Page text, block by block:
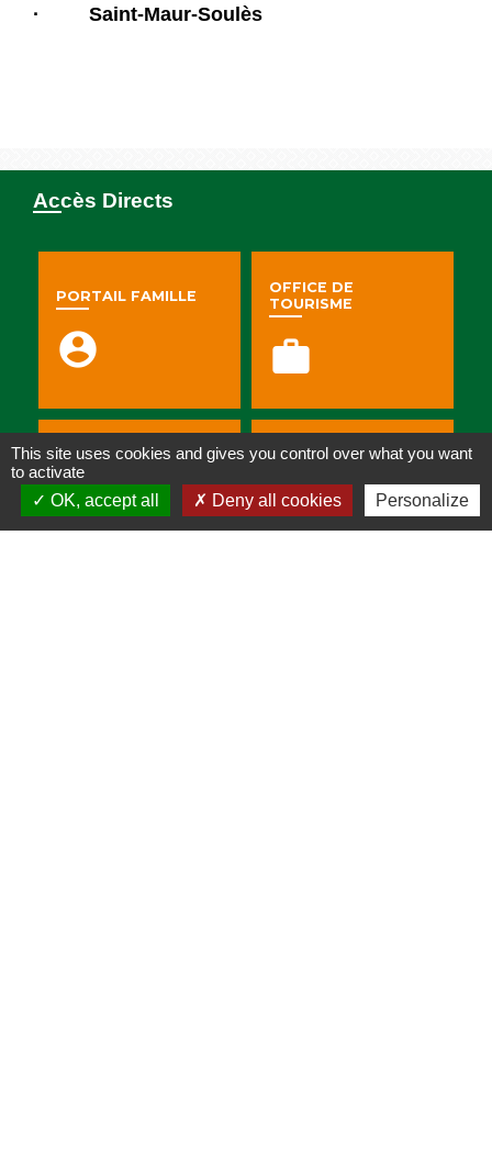
· Saint-Maur-Soulès
Accès Directs
PORTAIL FAMILLE
account_circle
OFFICE DE
TOURISME
work
PORTEURS DE
PROJET
pan_tool
MARCHÉS PUBLICS
folder
This site uses cookies and gives you control over what you want
to activate
OK, accept all
Deny all cookies Personalize